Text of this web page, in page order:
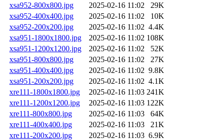
xsa952-800x800.jpg
2025-02-16 11:02
29K
xsa952-400x400.jpg
2025-02-16 11:02
10K
xsa952-200x200.jpg
2025-02-16 11:02 4.4K
xsa951-1800x1800.jpg
2025-02-16 11:02 108K
xsa951-1200x1200.jpg
2025-02-16 11:02
52K
xsa951-800x800.jpg
2025-02-16 11:02
27K
xsa951-400x400.jpg
2025-02-16 11:02 9.8K
xsa951-200x200.jpg
2025-02-16 11:02 4.1K
xre111-1800x1800.jpg
2025-02-16 11:03 241K
xre111-1200x1200.jpg
2025-02-16 11:03 122K
xre111-800x800.jpg
2025-02-16 11:03
64K
xre111-400x400.jpg
2025-02-16 11:03
21K
xre111-200x200.jpg
2025-02-16 11:03 6.9K